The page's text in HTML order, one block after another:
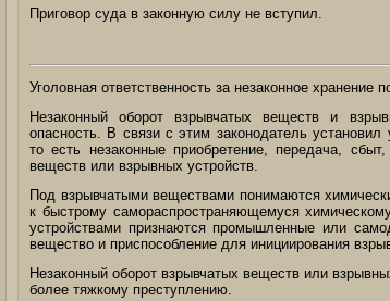
Приговор суда в законную силу не вступил.
Уголовная ответственность за незаконное хранение
Незаконный оборот взрывчатых веществ и
опасность. В связи с этим законодатель установил
то есть незаконные приобретение, передача,
веществ или взрывных устройств.
Под взрывчатыми веществами понимаются
к быстрому самораспространяющемуся
устройствами признаются промышленные или
вещество и приспособление для инициирования
Незаконный оборот взрывчатых веществ или
более тяжкому преступлению.